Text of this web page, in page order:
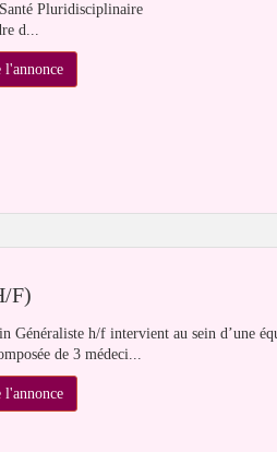
Pluridisciplinaire
d...
l'annonce
F)
Généraliste h/f intervient au sein d’une
de 3 médeci...
l'annonce